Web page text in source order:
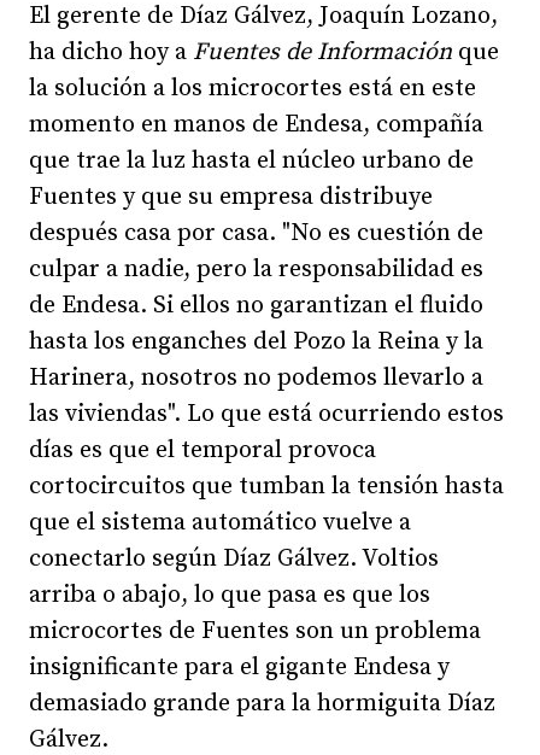
El gerente de Díaz Gálvez, Joaquín Lozano,
ha dicho hoy a Fuentes de Información que
la solución a los microcortes está en este
momento en manos de Endesa, compañía
que trae la luz hasta el núcleo urbano de
Fuentes y que su empresa distribuye
después casa por casa. "No es cuestión de
culpar a nadie, pero la responsabilidad es
de Endesa. Si ellos no garantizan el fluido
hasta los enganches del Pozo la Reina y la
Harinera, nosotros no podemos llevarlo a
las viviendas". Lo que está ocurriendo estos
días es que el temporal provoca
cortocircuitos que tumban la tensión hasta
que el sistema automático vuelve a
conectarlo según Díaz Gálvez. Voltios
arriba o abajo, lo que pasa es que los
microcortes de Fuentes son un problema
insignificante para el gigante Endesa y
demasiado grande para la hormiguita Díaz
Gálvez.